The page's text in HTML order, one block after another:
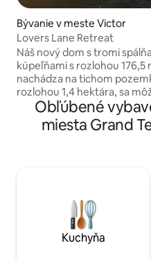
Bývanie v meste Victor
Lovers Lane Retreat
Náš nový dom s tromi
kúpeľňami s rozlohou 176,5
nachádza na tichom
rozlohou 1,4 hektára, sa
vysokými stropmi,
oknami a dvomi sadami
moderných francúzskych
osem osôb. Obidva obytné priestory na
poschodí aj na prízemí
pohodlný nábytok s
televízormi, ktoré vám
Obľúbené
miesta Grand
Kuchyňa